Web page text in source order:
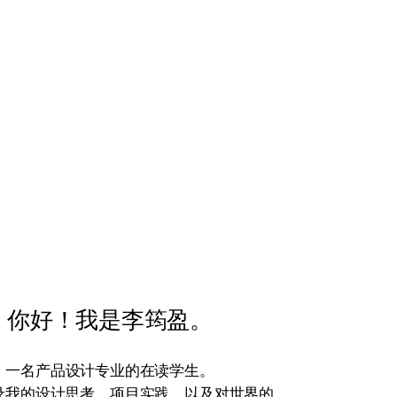
你好！我是李筠盈。
一名产品设计专业的在读学生。